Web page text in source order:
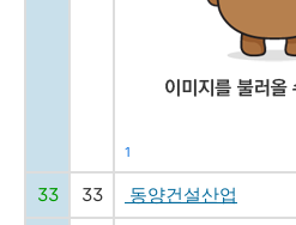
1
33 33 동양건설산업